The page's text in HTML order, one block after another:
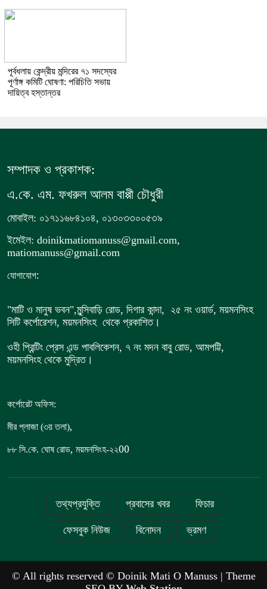
পূর্বধলায় কেন্দ্রীয় মন্দিরের ৭১ সদস্যের
পূর্ণাঙ্গ কমিটি ঘোষণা: পরিচিতি সভায়
দায়িত্ব হস্তান্তর
সম্পাদক ও প্রকাশক:
এ.কে. এম. ফখরুল আলম বাপ্পী চৌধুরী
মোবাইল: ০১৭১১৬৮৪১০৪, ০১৩০৩৩০০৫৩৯
ইমেইল: doinikmatiomanuss@gmail.com,
matiomanuss@gmail.com
যোগাযোগ:
"মাটি ও মানুষ ভবন",মুন্সিবাড়ি রোড, দিগার কান্দা, ২৫ নং ওয়ার্ড, ময়মনসিংহ
সিটি কর্পোরেশন, ময়মনসিংহ থেকে প্রকাশিত।
ওহী প্রিন্টিং প্রেস এন্ড পাবলিকেশন, ৭ নং মদন বাবু রোড, আমপট্টি,
ময়মনসিংহ থেকে মুদ্রিত।
কর্পোরেট অফিস:
মীর প্লাজা (৩য় তলা),
৮৮ সি.কে. ঘোষ রোড, ময়মনসিংহ-২২00
তথ্যপ্রযুক্তি প্রবাসের খবর ফিচার
ফেসবুক নিউজ বিনোদন ভ্রমণ
© All rights reserved © Doinik Mati O Manuss | Theme